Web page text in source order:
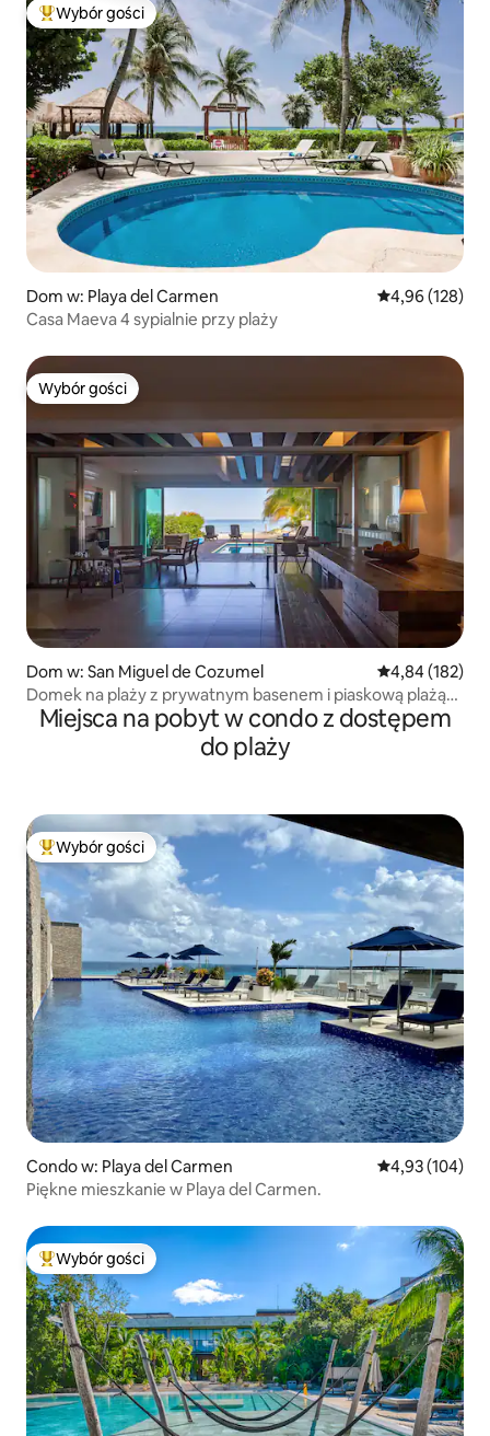
Najpopularniejsze z kategorii Wybór gości
Wybór gości
Dom w: Playa del Carmen Średnia
4,96 (128)
Casa Maeva 4 sypialnie przy plaży
Wybór gości
Wybór gości
Dom w: San Miguel de Cozumel Średnia
4,84 (182)
Domek na plaży z prywatnym basenem i piaskową plażą
dla 8 osób
Miejsca na pobyt w condo z dostępem
do plaży
Najpopularniejsze z kategorii Wybór gości
Wybór gości
Condo w: Playa del Carmen Średnia
4,93 (104)
Piękne mieszkanie w Playa del Carmen.
Najpopularniejsze z kategorii Wybór gości
Wybór gości